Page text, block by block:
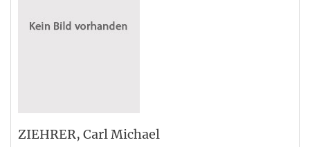
ZIEHRER, Carl Michael